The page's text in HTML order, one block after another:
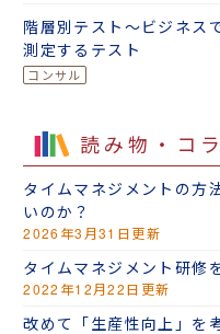
階層別テスト～ビジネス
測定するテスト
読み物・コ
タイムマネジメントの方
いのか？
2026年3月31日更新
タイムマネジメント研修
2022年12月22日更新
改めて「生産性向上」を